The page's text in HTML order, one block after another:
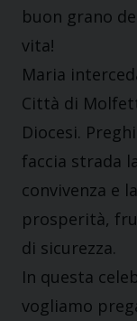
buon grano
vita!
Maria
Città di
Diocesi.
faccia strada
convivenza e
prosperità,
di sicurezza.
In questa
vogliamo